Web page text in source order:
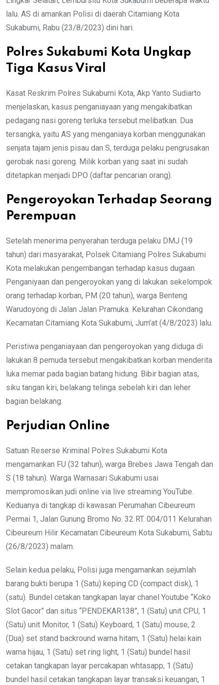
lalu. AS di amankan Polisi di daerah Citamiang Kota
Sukabumi, Rabu (23/8/2023) dini hari.
Polres Sukabumi Kota Ungkap
Tiga Kasus Viral
Kasat Reskrim Polres Sukabumi Kota, Akp Yanto Sudiarto
menjelaskan, kasus penganiayaan yang mengakibatkan
pedagang nasi goreng terluka tersebut melibatkan. Dua
tersangka, yaitu AS yang menganiaya korban menggunakan
senjata tajam jenis pisau dan S, terduga pelaku pengrusakan
gerobak nasi goreng. Milik korban yang saat ini sudah
ditetapkan menjadi DPO (daftar pencarian orang).
Pengeroyokan Terhadap Seorang
Perempuan
Setelah menerima penyerahan terduga pelaku DMJ (19
tahun) dari masyarakat, Polsek Citamiang Polres Sukabumi
Kota melakukan pengembangan terhadap kasus dugaan.
Penganiyaan dan pengeroyokan yang di lakukan sekelompok
orang terhadap korban, PM (20 tahun), warga Benteng
Warudoyong di Jalan Jalan Pramuka. Kelurahan Cikondang
Kecamatan Citamiang Kota Sukabumi, Jum’at (4/8/2023) lalu.
Peristiwa penganiayaan dan pengeroyokan yang diduga di
lakukan 8 pemuda tersebut mengakibatkan korban menderita
luka memar pada bagian batang hidung. Bibir bagian atas,
siku tangan kiri, belakang telinga sebelah kiri dan leher
bagian belakang.
Perjudian Online
Satuan Reserse Kriminal Polres Sukabumi Kota
mengamankan FU (32 tahun), warga Brebes Jawa Tengah dan
S (18 tahun). Warga Warnasari Sukabumi usai
mempromosikan judi online via live streaming YouTube.
Keduanya di tangkap di kawasan Perumahan Cibeureum
Permai 1, Jalan Gunung Bromo No. 32 RT. 004/011 Kelurahan
Cibeureum Hilir Kecamatan Cibeureum Kota Sukabumi, Sabtu
(26/8/2023) malam.
Selain kedua pelaku, Polisi juga mengamankan sejumlah
barang bukti berupa 1 (Satu) keping CD (compact disk), 1
(satu). Bundel cetakan tangkapan layar chanel Youtube “Koko
Slot Gacor” dan situs “PENDEKAR138”, 1 (Satu) unit CPU, 1
(Satu) unit Monitor, 1 (Satu) Keyboard, 1 (Satu) mouse, 2
(Dua) set stand backround warna hitam, 1 (Satu) helai kain
warna hijau, 1 (Satu) set ring light, 1 (Satu) bundel hasil
cetakan tangkapan layar percakapan whtasapp, 1 (Satu)
bundel hasil cetakan tangkapan layar transaksi keuangan, 1